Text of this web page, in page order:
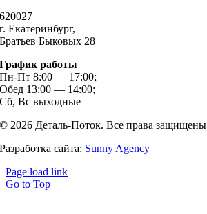
620027
г. Екатеринбург,
Братьев Быковых 28
График работы
Пн-Пт 8:00 — 17:00;
Обед 13:00 — 14:00;
Сб, Вс выходные
© 2026 Деталь-Поток. Все права защищены
Разработка сайта: Sunny Agency
Page load link
Go to Top